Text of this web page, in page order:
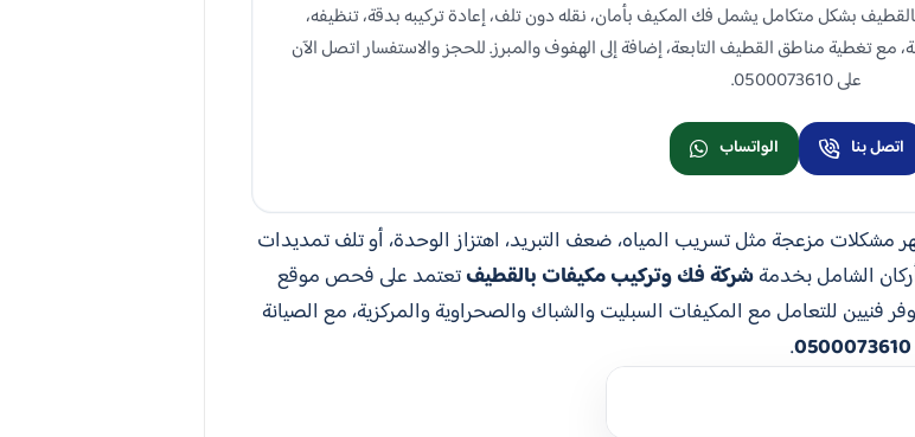
بشكل متكامل يشمل فك المكيف بأمان، نقله دون تلف، إعادة تركيبه بدقة، تنظيفه،
مناطق القطيف التابعة، إضافة إلى الهفوف والمبرز. للحجز والاستفسار اتصل الآن
على 0500073610.
اتصل بنا الواتساب
مشكلات مزعجة مثل تسريب المياه، ضعف التبريد، اهتزاز الوحدة، أو تلف تمديدات
الشامل بخدمةشركة فك وتركيب مكيفات بالقطيفتعتمد على فحص موقع
للتعامل مع المكيفات السبليت والشباك والصحراوية والمركزية، مع الصيانة
0500073610
.